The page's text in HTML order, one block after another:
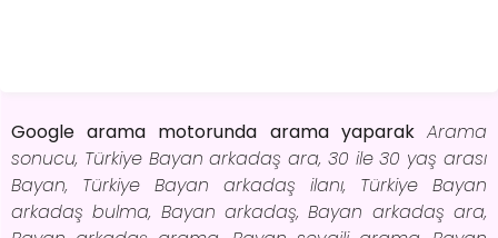
Google arama motorunda arama yaparak Arama
sonucu, Türkiye Bayan arkadaş ara, 30 ile 30 yaş arası
Bayan, Türkiye Bayan arkadaş ilanı, Türkiye Bayan
arkadaş bulma, Bayan arkadaş, Bayan arkadaş ara,